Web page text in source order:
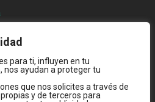
para ti, influyen en tu
nos ayudan a proteger tu
que nos solicites a través de
y de terceros para